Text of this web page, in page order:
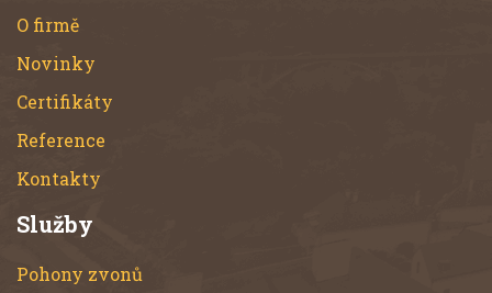
O firmě
Novinky
Certifikáty
Reference
Kontakty
Služby
Pohony zvonů